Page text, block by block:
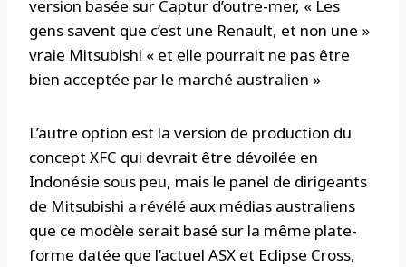
version basée sur Captur d’outre-mer, « Les
gens savent que c’est une Renault, et non une »
vraie Mitsubishi « et elle pourrait ne pas être
bien acceptée par le marché australien »
L’autre option est la version de production du
concept XFC qui devrait être dévoilée en
Indonésie sous peu, mais le panel de dirigeants
de Mitsubishi a révélé aux médias australiens
que ce modèle serait basé sur la même plate-
forme datée que l’actuel ASX et Eclipse Cross,